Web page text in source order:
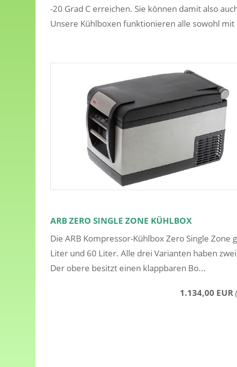
-20 Grad C erreichen. Sie können damit also
Unsere Kühlboxen funktionieren alle sowohl mit
ARB ZERO SINGLE ZONE KÜHLBOX
Die ARB Kompressor-Kühlbox Zero Single
Liter und 60 Liter. Alle drei Varianten haben
Der obere besitzt einen klappbaren Bo...
1.134,00 EUR